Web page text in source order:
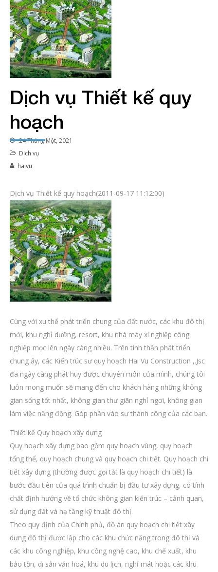
Dịch vụ Thiết kế quy
hoạch
24 Tháng Một, 2021
Dịch vụ
haivu
Dịch vụ Thiết kế quy hoạch(2011-09-17 11:12:00)
Cùng với xu thế phát triển chung của đất nước, các khu đô thị
mới, khu nghỉ dưỡng, resort, khu nhà máy xí nghiệp công
nghiệp mọc lên ngày càng nhiều. Trên tinh thần phát triển
chung ấy, các Kiến trúc sư quy hoạch Hai Vu Construction ,.Jsc
đã ngày càng phát huy được chuyên môn của mình, chúng tôi
luôn mong muốn sẽ mang đến cho khách hàng những không
gian sống tốt nhất, không gian thư giãn nghỉ ngơi, không gian
làm việc năng động. Góp phần vào sự thành công của các bạn.
Thiết kế Quy hoạch xây dựng
Quy hoạch xây dựng bao gồm quy hoạch vùng, quy hoạch
tổng thể, quy hoạch chung và quy hoạch chi tiết. Quy hoạch chi
tiết xây dựng (thường được gọi tắt là quy hoạch chi tiết) là
bước đầu tiên của quá trình chuẩn bị đầu tư xây dựng, có tính
chất định hướng về tổ chức không gian kiến trúc – cảnh quan,
sử dụng đất và hạ tầng kỹ thuật đô thị.
Theo quy định của Chính phủ, đồ án quy hoạch chi tiết xây
dựng đô thị được lập cho các khu chức năng trong đô thị và
các khu công nghiệp, khu công nghệ cao, khu chế xuất, khu
bảo tồn, di sản văn hoá, khu du lịch, nghỉ mát hoặc các khu